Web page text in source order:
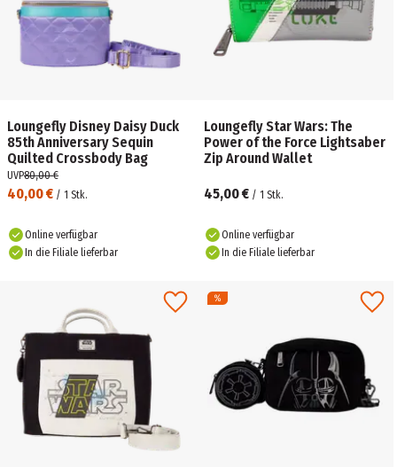
Loungefly Disney Daisy Duck
85th Anniversary Sequin
Quilted Crossbody Bag
40,00 € / 1 Stk.
UVP80,00 €
Online verfügbar
In die Filiale lieferbar
Loungefly Star Wars: The
Power of the Force Lightsaber
Zip Around Wallet
45,00 € / 1 Stk.
Online verfügbar
In die Filiale lieferbar